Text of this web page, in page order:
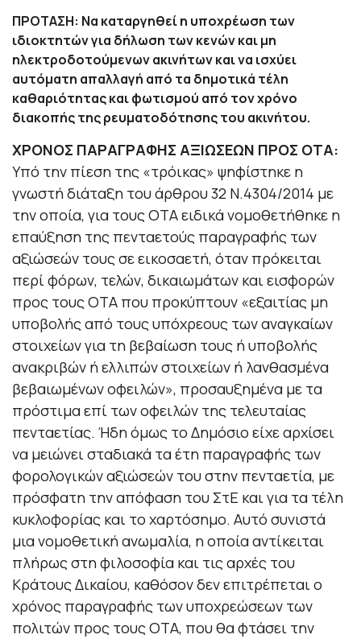
ΠΡΟΤΑΣΗ: Να καταργηθεί η υποχρέωση των
ιδιοκτητών για δήλωση των κενών και μη
ηλεκτροδοτούμενων ακινήτων και να ισχύει
αυτόματη απαλλαγή από τα δημοτικά τέλη
καθαριότητας και φωτισμού από τον χρόνο
διακοπής της ρευματοδότησης του ακινήτου.
ΧΡΟΝΟΣ ΠΑΡΑΓΡΑΦΗΣ ΑΞΙΩΣΕΩΝ ΠΡΟΣ ΟΤΑ:
Υπό την πίεση της «τρόικας» ψηφίστηκε η
γνωστή διάταξη του άρθρου 32 Ν.4304/2014 με
την οποία, για τους ΟΤΑ ειδικά νομοθετήθηκε η
επαύξηση της πενταετούς παραγραφής των
αξιώσεών τους σε εικοσαετή, όταν πρόκειται
περί φόρων, τελών, δικαιωμάτων και εισφορών
προς τους ΟΤΑ που προκύπτουν «εξαιτίας μη
υποβολής από τους υπόχρεους των αναγκαίων
στοιχείων για τη βεβαίωση τους ή υποβολής
ανακριβών ή ελλιπών στοιχείων ή λανθασμένα
βεβαιωμένων οφειλών», προσαυξημένα με τα
πρόστιμα επί των οφειλών της τελευταίας
πενταετίας. Ήδη όμως το Δημόσιο είχε αρχίσει
να μειώνει σταδιακά τα έτη παραγραφής των
φορολογικών αξιώσεών του στην πενταετία, με
πρόσφατη την απόφαση του ΣτΕ και για τα τέλη
κυκλοφορίας και το χαρτόσημο. Αυτό συνιστά
μια νομοθετική ανωμαλία, η οποία αντίκειται
πλήρως στη φιλοσοφία και τις αρχές του
Κράτους Δικαίου, καθόσον δεν επιτρέπεται ο
χρόνος παραγραφής των υποχρεώσεων των
πολιτών προς τους ΟΤΑ, που θα φτάσει την